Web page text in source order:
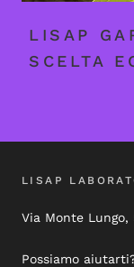
LISAP
SCELTA
LISAP
Via Monte Lungo,
Possiamo